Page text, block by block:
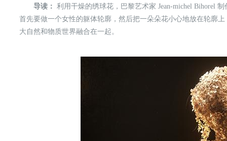
导读： 利用干燥的绣球花，巴黎艺术家 Jean-michel Bihorel
首先要做一个女性的躯体轮廓，然后把一朵朵花小心地放在轮廓
大自然和物质世界融合在一起。